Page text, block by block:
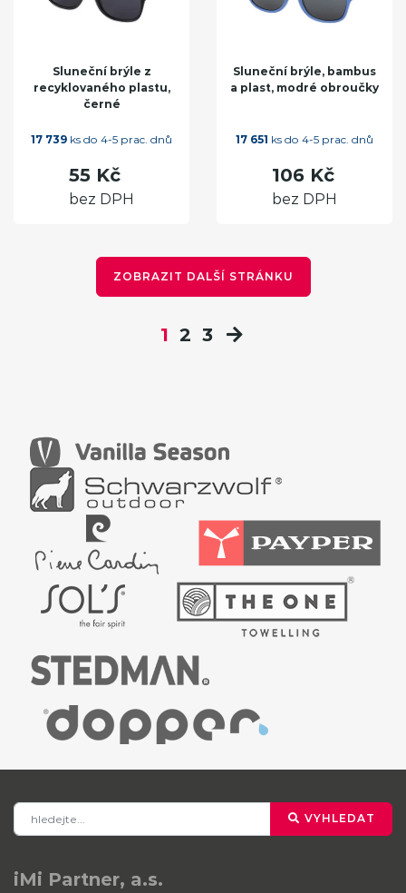
Sluneční brýle z
recyklovaného plastu,
černé
17 739 ks do 4-5 prac. dnů
55 Kč
bez DPH
Sluneční brýle, bambus
a plast, modré obroučky
17 651 ks do 4-5 prac. dnů
106 Kč
bez DPH
ZOBRAZIT DALŠÍ STRÁNKU
1 2 3
VYHLEDAT
iMi Partner, a.s.